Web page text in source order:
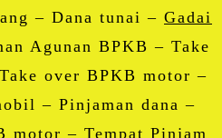
– Dana tunai – Gadai
Agunan BPKB – Take
over BPKB motor –
– Pinjaman dana –
motor – Tempat Pinjam